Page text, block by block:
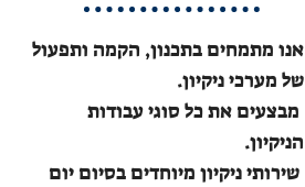
אנו מתמחים בתכנון, הקמה ותפעול
של מערכי ניקיון.
מבצעים את כל סוגי עבודות
הניקיון.
שירותי ניקיון מיוחדים בסיום יום